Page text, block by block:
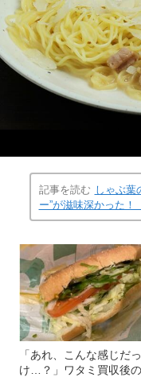
記事を読む しゃぶ葉
ー”が滋味深かった！
「あれ、こんな感じだ
け…？」ワタミ買収後